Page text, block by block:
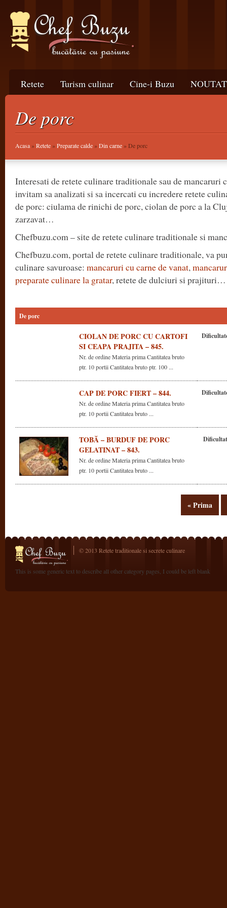
Retete Turism culinar Cine-i Buzu
De porc
Acasa»Retete»Preparate calde»Din carne» De porc
Interesati de retete culinare traditionale sau de mancaruri
invitam sa analizati si sa incercati cu incredere retete
de porc: ciulama de rinichi de porc, ciolan de porc a la
zarzavat…
Chefbuzu.com – site de retete culinare traditionale si
Chefbuzu.com, portal de retete culinare traditionale, va
culinare savuroase: mancaruri cu carne de vanat,
preparate culinare la gratar, retete de dulciuri si prajituri…
De porc
CIOLAN DE PORC CU CARTOFI
SI CEAPA PRAJITA – 845.
Nr. de ordine Materia prima Cantitatea bruto
ptr. 10 portii Cantitatea bruto ptr. 100 ...
CAP DE PORC FIERT – 844.
Nr. de ordine Materia prima Cantitatea bruto
ptr. 10 portii Cantitatea bruto ...
TOBĂ – BURDUF DE PORC
GELATINAT – 843.
Nr. de ordine Materia prima Cantitatea bruto
ptr. 10 portii Cantitatea bruto ...
« Prima
© 2013 Retete traditionale si secrete culinare
This is some generic text to describe all other category pages, I could be left blank